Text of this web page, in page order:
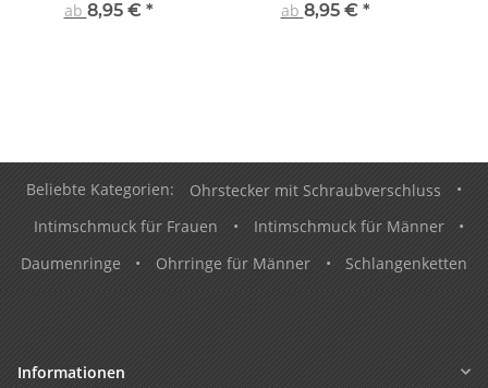
ab 8,95 € *
ab 8,95 € *
Beliebte Kategorien: Ohrstecker mit Schraubverschluss
•
Intimschmuck für Frauen
• Intimschmuck für Männer
•
Daumenringe
• Ohrringe für Männer • Schlangenketten
Informationen